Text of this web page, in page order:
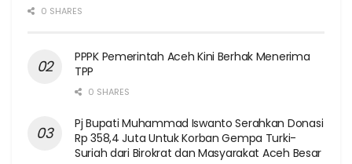
0 SHARES
PPPK Pemerintah Aceh Kini Berhak Menerima
TPP
0 SHARES
Pj Bupati Muhammad Iswanto Serahkan Donasi
Rp 358,4 Juta Untuk Korban Gempa Turki-
Suriah dari Birokrat dan Masyarakat Aceh Besar